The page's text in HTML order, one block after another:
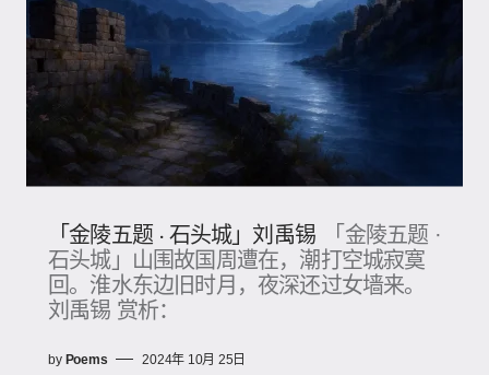
「金陵五题 · 石头城」刘禹锡
「金陵五题 ·
石头城」山围故国周遭在，潮打空城寂寞
回。淮水东边旧时月，夜深还过女墙来。
刘禹锡 赏析：
by Poems 2024年 10月 25日